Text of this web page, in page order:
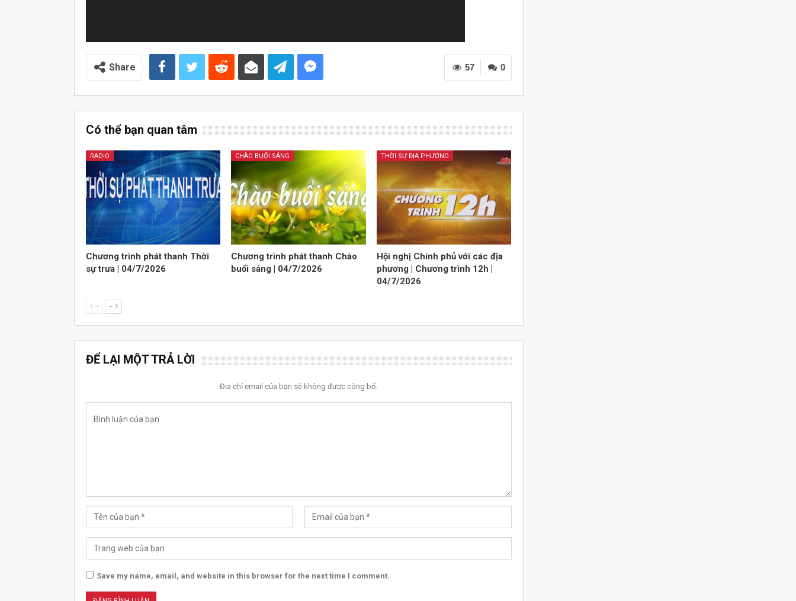
0
57
Share
Có thể bạn quan tâm
RADIO
Chương trình phát thanh Thời
sự trưa | 04/7/2026
CHÀO BUỔI SÁNG
Chương trình phát thanh Chào
buổi sáng | 04/7/2026
THỜI SỰ ĐỊA PHƯƠNG
Hội nghị Chính phủ với các địa
phương | Chương trình 12h |
04/7/2026
-- --
ĐỂ LẠI MỘT TRẢ LỜI
Địa chỉ email của bạn sẽ không được công bố.
Save my name, email, and website in this browser for the next time I comment.